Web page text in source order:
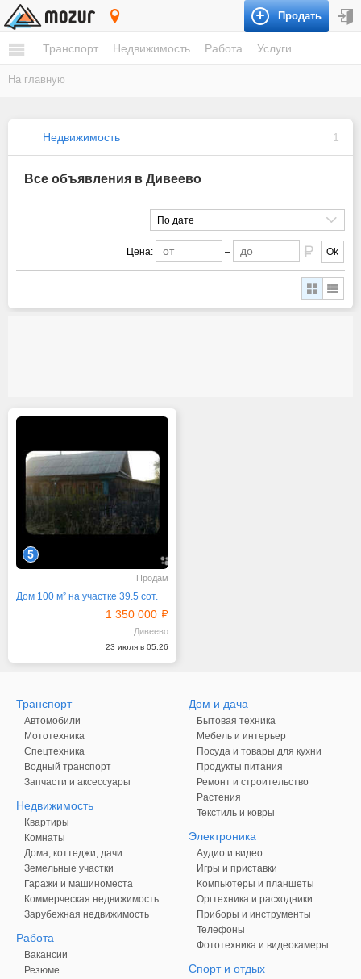
Продать
Транспорт Недвижимость Работа Услуги
На главную
Недвижимость 1
Все объявления в Дивеево
По дате
Цена: – Ok
5
Продам
Дом 100 м² на участке 39.5 сот.
1 350 000
Дивеево
23 июля в 05:26
Транспорт
Автомобили
Мототехника
Спецтехника
Водный транспорт
Запчасти и аксессуары
Недвижимость
Квартиры
Комнаты
Дома, коттеджи, дачи
Земельные участки
Гаражи и машиноместа
Коммерческая недвижимость
Зарубежная недвижимость
Работа
Вакансии
Резюме
Дом и дача
Бытовая техника
Мебель и интерьер
Посуда и товары для кухни
Продукты питания
Ремонт и строительство
Растения
Текстиль и ковры
Электроника
Аудио и видео
Игры и приставки
Компьютеры и планшеты
Оргтехника и расходники
Приборы и инструменты
Телефоны
Фототехника и видеокамеры
Спорт и отдых